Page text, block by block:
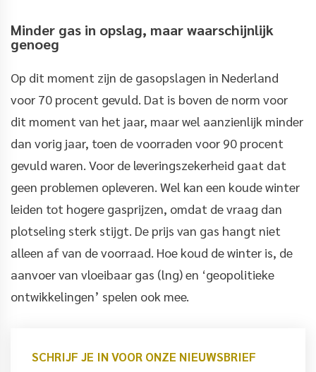
Minder gas in opslag, maar waarschijnlijk
genoeg
Op dit moment zijn de gasopslagen in Nederland
voor 70 procent gevuld. Dat is boven de norm voor
dit moment van het jaar, maar wel aanzienlijk minder
dan vorig jaar, toen de voorraden voor 90 procent
gevuld waren. Voor de leveringszekerheid gaat dat
geen problemen opleveren. Wel kan een koude winter
leiden tot hogere gasprijzen, omdat de vraag dan
plotseling sterk stijgt. De prijs van gas hangt niet
alleen af van de voorraad. Hoe koud de winter is, de
aanvoer van vloeibaar gas (lng) en ‘geopolitieke
ontwikkelingen’ spelen ook mee.
SCHRIJF JE IN VOOR ONZE NIEUWSBRIEF